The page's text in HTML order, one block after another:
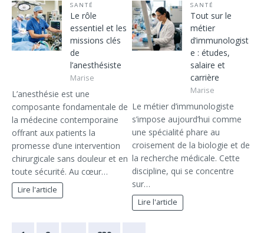
SANTÉ
Le rôle
essentiel et les
missions clés
de
l’anesthésiste
Marise
L’anesthésie est une
composante fondamentale de
la médecine contemporaine
offrant aux patients la
promesse d’une intervention
chirurgicale sans douleur et en
toute sécurité. Au cœur…
Lire l'article
SANTÉ
Tout sur le
métier
d’immunologist
e : études,
salaire et
carrière
Marise
Le métier d’immunologiste
s’impose aujourd’hui comme
une spécialité phare au
croisement de la biologie et de
la recherche médicale. Cette
discipline, qui se concentre
sur…
Lire l'article